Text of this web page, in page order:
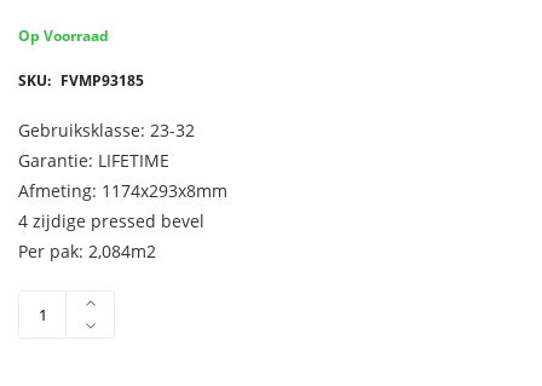
Op Voorraad
SKU: FVMP93185
Gebruiksklasse: 23-32
Garantie: LIFETIME
Afmeting: 1174x293x8mm
4 zijdige pressed bevel
Per pak: 2,084m2
bruin